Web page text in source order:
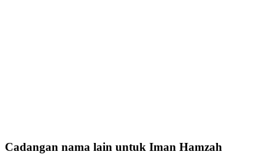
Cadangan nama lain untuk Iman Hamzah